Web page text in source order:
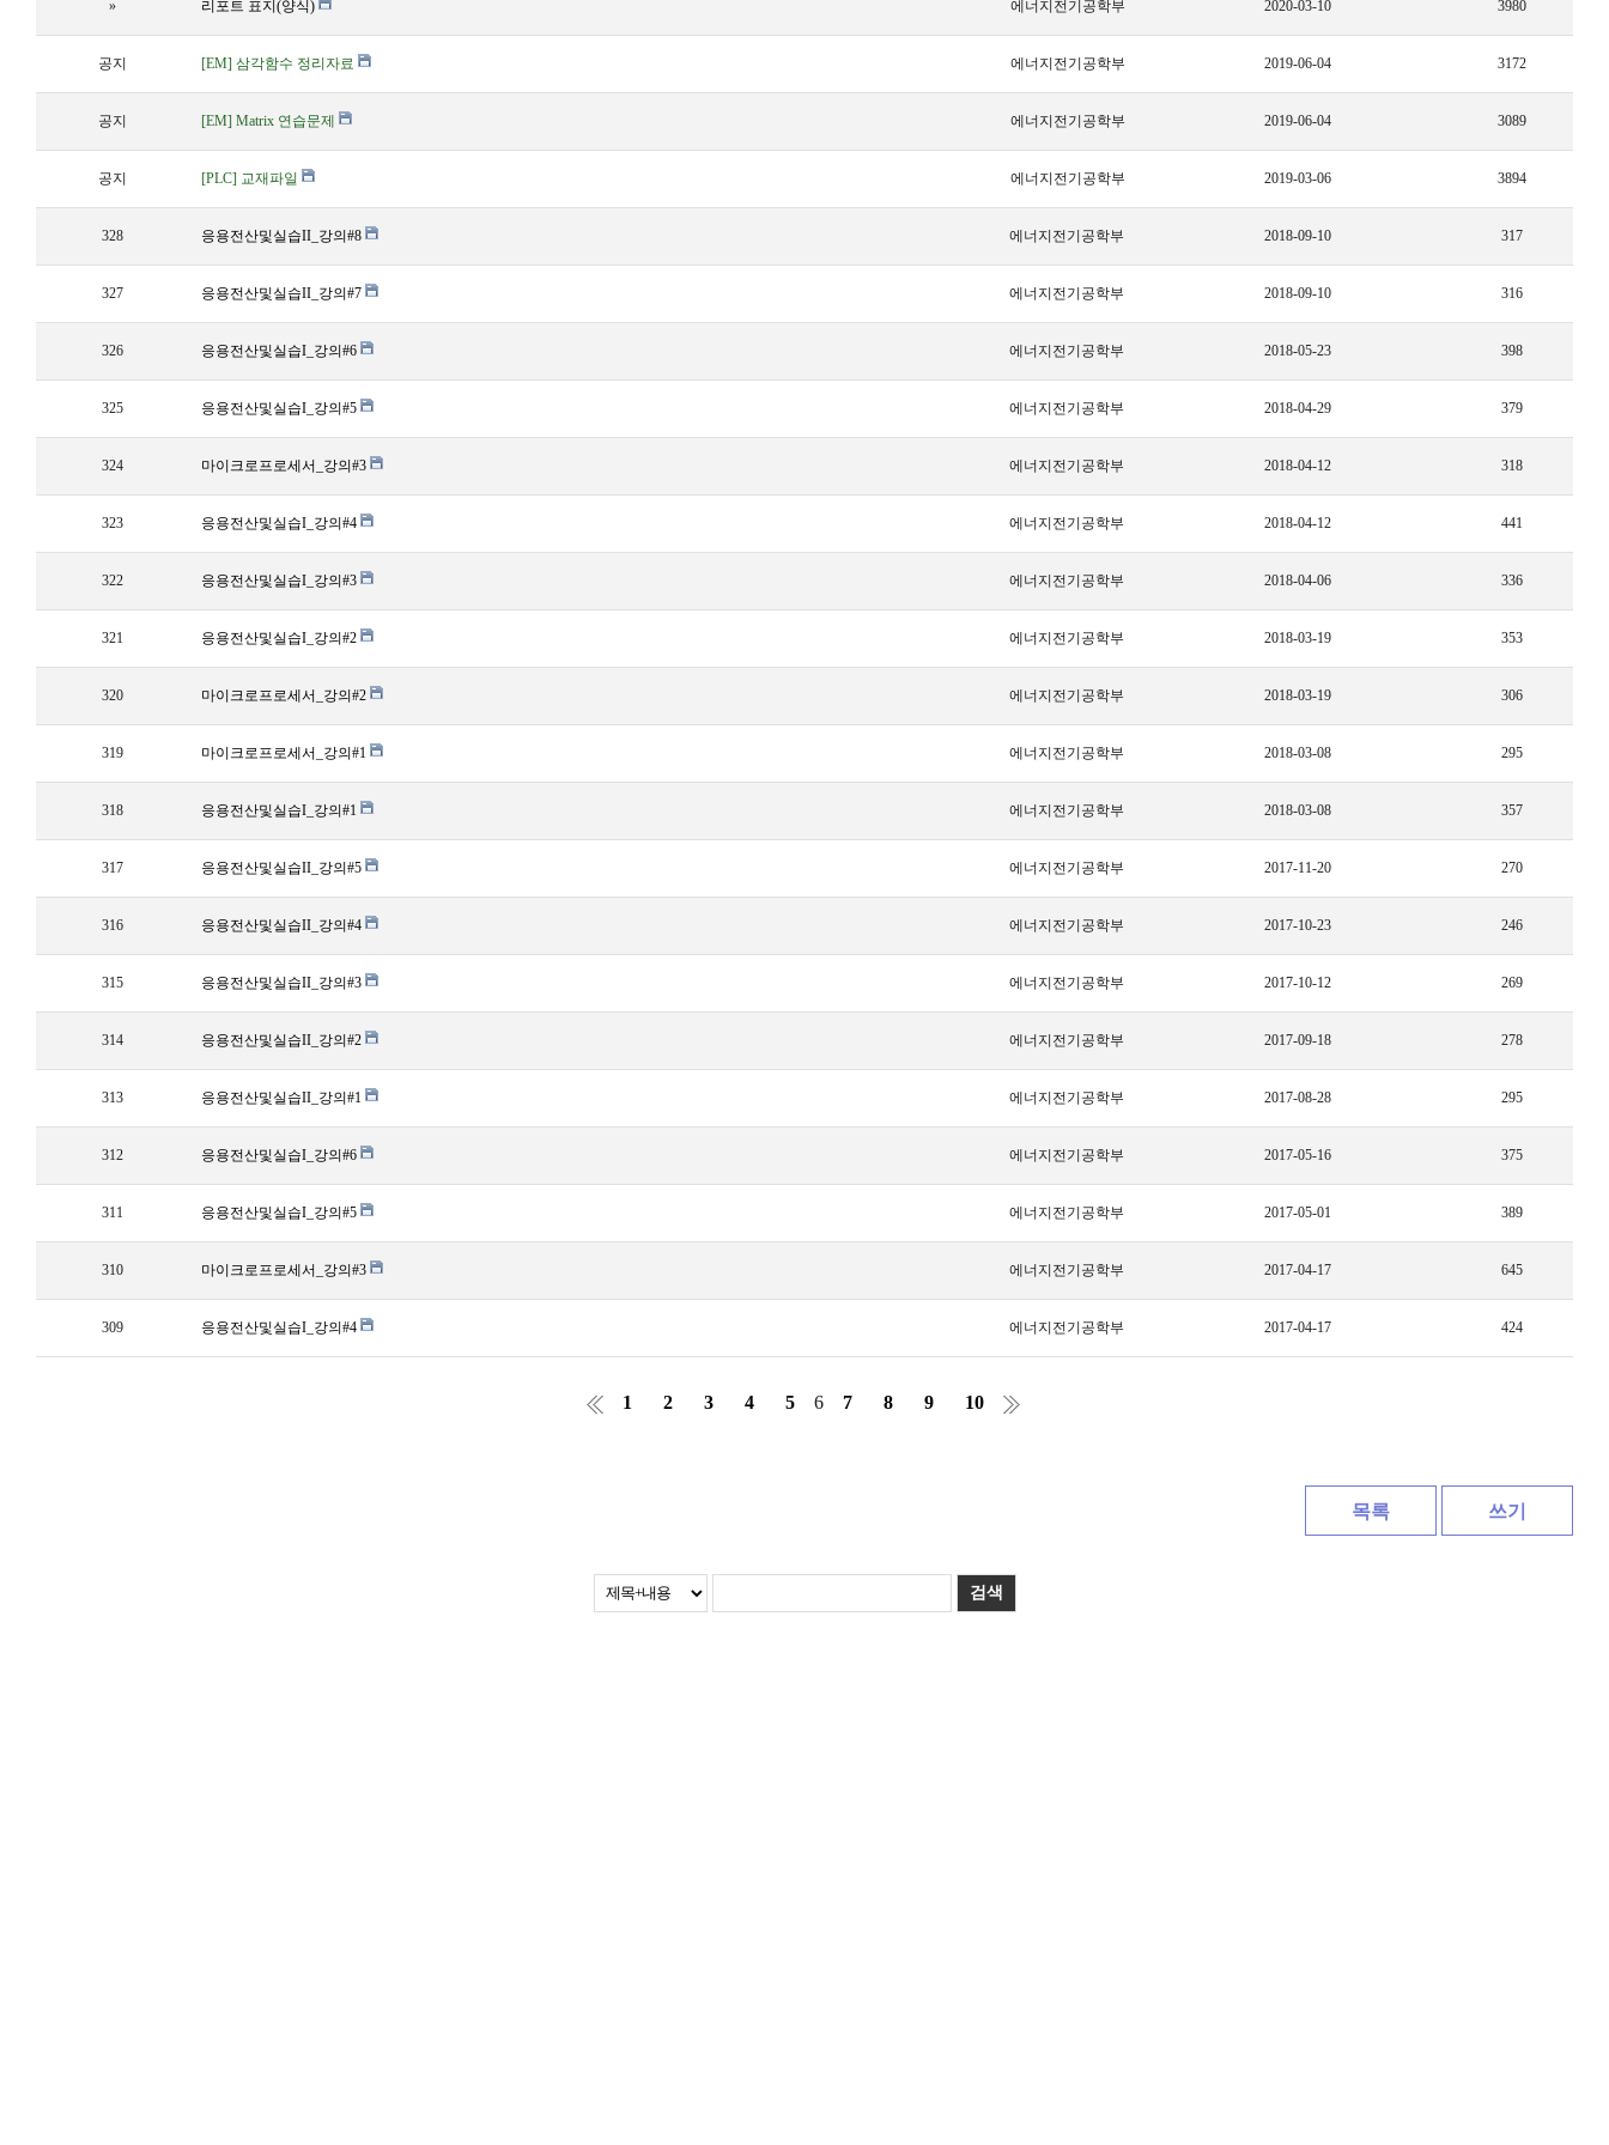
» 리포트 표지(양식) 에너지전기공학부 2020-03-10 3980
공지 [EM] 삼각함수 정리자료 에너지전기공학부 2019-06-04 3172
공지 [EM] Matrix 연습문제 에너지전기공학부 2019-06-04 3089
공지 [PLC] 교재파일 에너지전기공학부 2019-03-06 3894
328 응용전산및실습II_강의#8 에너지전기공학부 2018-09-10 317
327 응용전산및실습II_강의#7 에너지전기공학부 2018-09-10 316
326 응용전산및실습I_강의#6 에너지전기공학부 2018-05-23 398
325 응용전산및실습I_강의#5 에너지전기공학부 2018-04-29 379
324 마이크로프로세서_강의#3 에너지전기공학부 2018-04-12 318
323 응용전산및실습I_강의#4 에너지전기공학부 2018-04-12 441
322 응용전산및실습I_강의#3 에너지전기공학부 2018-04-06 336
321 응용전산및실습I_강의#2 에너지전기공학부 2018-03-19 353
320 마이크로프로세서_강의#2 에너지전기공학부 2018-03-19 306
319 마이크로프로세서_강의#1 에너지전기공학부 2018-03-08 295
318 응용전산및실습I_강의#1 에너지전기공학부 2018-03-08 357
317 응용전산및실습II_강의#5 에너지전기공학부 2017-11-20 270
316 응용전산및실습II_강의#4 에너지전기공학부 2017-10-23 246
315 응용전산및실습II_강의#3 에너지전기공학부 2017-10-12 269
314 응용전산및실습II_강의#2 에너지전기공학부 2017-09-18 278
313 응용전산및실습II_강의#1 에너지전기공학부 2017-08-28 295
312 응용전산및실습I_강의#6 에너지전기공학부 2017-05-16 375
311 응용전산및실습I_강의#5 에너지전기공학부 2017-05-01 389
310 마이크로프로세서_강의#3 에너지전기공학부 2017-04-17 645
309 응용전산및실습I_강의#4 에너지전기공학부 2017-04-17 424
1 2 3 4 5 6 7 8 9 10
목록 쓰기
검색